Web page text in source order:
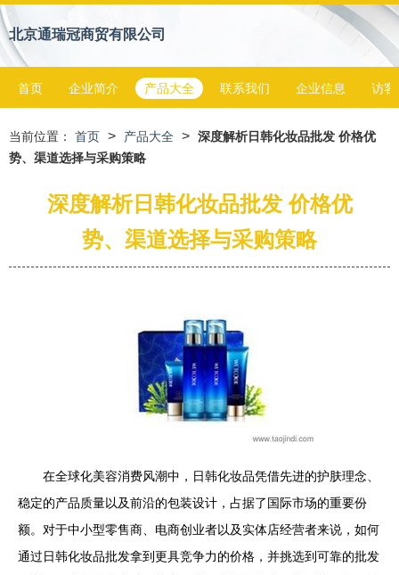
北京通瑞冠商贸有限公司
首页 企业简介 产品大全 联系我们 企业信息 访客
当前位置： 首页 > 产品大全 > 深度解析日韩化妆品批发 价格优
势、渠道选择与采购策略
深度解析日韩化妆品批发 价格优
势、渠道选择与采购策略
在全球化美容消费风潮中，日韩化妆品凭借先进的护肤理念、
稳定的产品质量以及前沿的包装设计，占据了国际市场的重要份
额。对于中小型零售商、电商创业者以及实体店经营者来说，如何
通过日韩化妆品批发拿到更具竞争力的价格，并挑选到可靠的批发